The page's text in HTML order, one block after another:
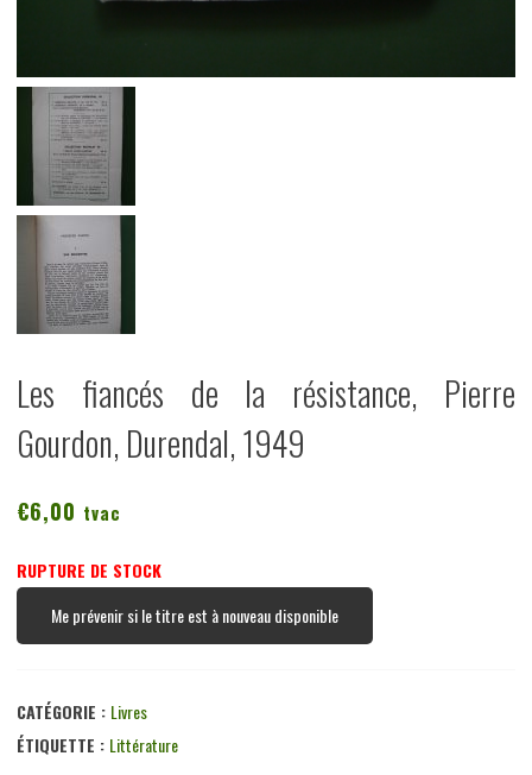
Les fiancés de la résistance, Pierre
Gourdon, Durendal, 1949
€6,00 tvac
RUPTURE DE STOCK
Me prévenir si le titre est à nouveau disponible
CATÉGORIE : Livres
ÉTIQUETTE : Littérature